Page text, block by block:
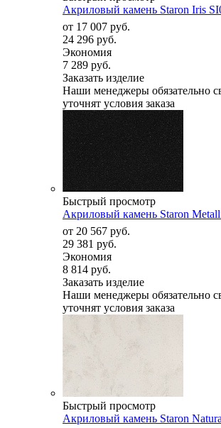
Акриловый камень Staron Iris
от 17 007 руб.
24 296 руб.
Экономия
7 289 руб.
Заказать изделие
Наши менеджеры обязательно
уточнят условия заказа
Быстрый просмотр
Акриловый камень Staron
от 20 567 руб.
29 381 руб.
Экономия
8 814 руб.
Заказать изделие
Наши менеджеры обязательно
уточнят условия заказа
Быстрый просмотр
Акриловый камень Staron